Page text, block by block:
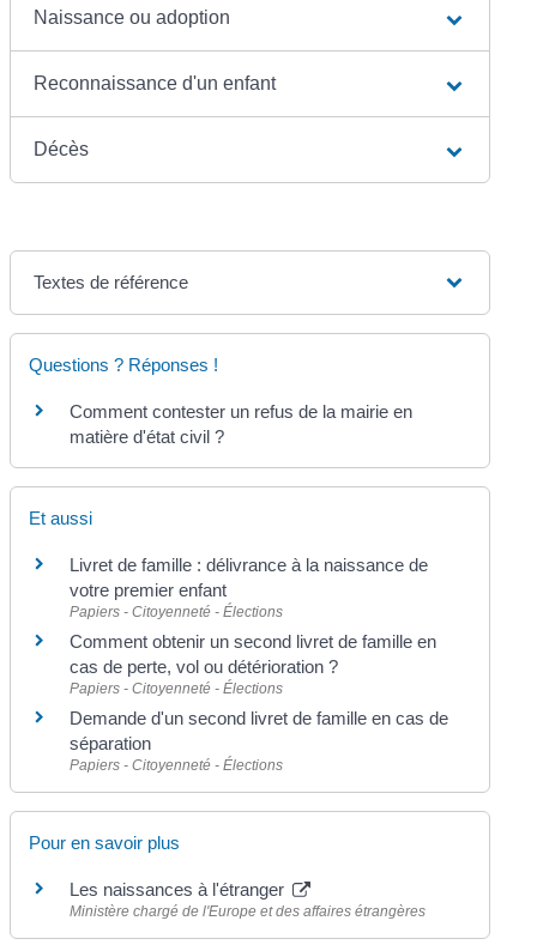
Naissance ou adoption
Reconnaissance d'un enfant
Décès
Textes de référence
Questions ? Réponses !
Comment contester un refus de la mairie en
matière d'état civil ?
Et aussi
Livret de famille : délivrance à la naissance de
votre premier enfant
Papiers - Citoyenneté - Élections
Comment obtenir un second livret de famille en
cas de perte, vol ou détérioration ?
Papiers - Citoyenneté - Élections
Demande d'un second livret de famille en cas de
séparation
Papiers - Citoyenneté - Élections
Pour en savoir plus
Les naissances à l'étranger
Ministère chargé de l'Europe et des affaires étrangères